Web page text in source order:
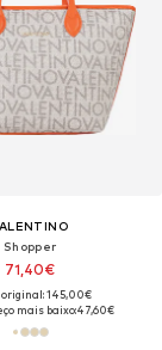
Shopper
71,40€
original: 145,00€
mais baixo:47,60€